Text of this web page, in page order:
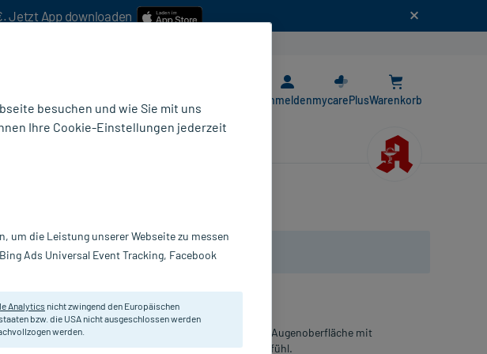
Jetzt App downloaden
AnmeldenmycarePlusWarenkorb
Mindestbestellwert!
Augentropfen zur Befeuchtung und zum Schutz der Augenoberfläche mit
Bei stärkerem und chronischem Trockenheitsgefühl.
besuchen und wie Sie mit uns
Ihre Cookie-Einstellungen jederzeit
um die Leistung unserer Webseite zu messen
Ads Universal Event Tracking, Facebook
Analytics nicht zwingend den Europäischen
bzw. die USA nicht ausgeschlossen werden
werden.